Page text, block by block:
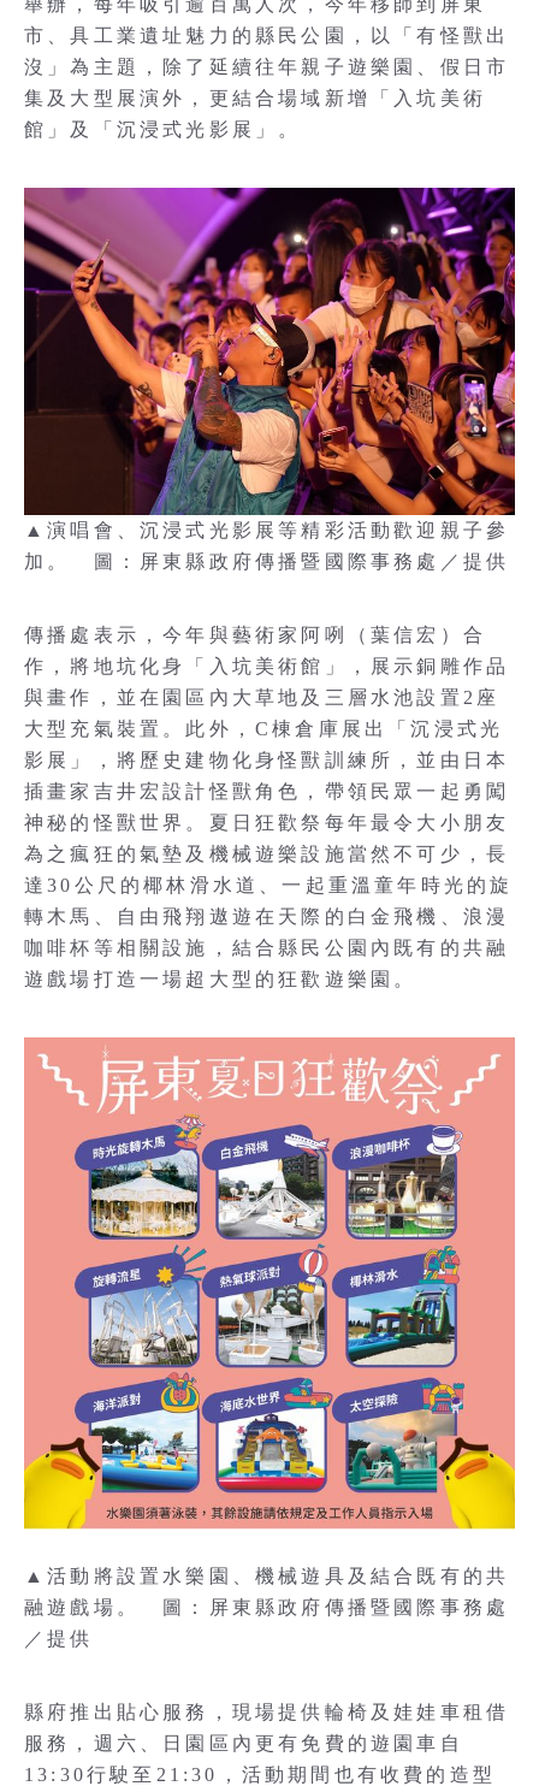
舉辦，每年吸引逾百萬人次，今年移師到屏東
市、具工業遺址魅力的縣民公園，以「有怪獸出
沒」為主題，除了延續往年親子遊樂園、假日市
集及大型展演外，更結合場域新增「入坑美術
館」及「沉浸式光影展」。
▲演唱會、沉浸式光影展等精彩活動歡迎親子參
加。 圖：屏東縣政府傳播暨國際事務處／提供
傳播處表示，今年與藝術家阿咧（葉信宏）合
作，將地坑化身「入坑美術館」，展示銅雕作品
與畫作，並在園區內大草地及三層水池設置2座
大型充氣裝置。此外，C棟倉庫展出「沉浸式光
影展」，將歷史建物化身怪獸訓練所，並由日本
插畫家吉井宏設計怪獸角色，帶領民眾一起勇闖
神秘的怪獸世界。夏日狂歡祭每年最令大小朋友
為之瘋狂的氣墊及機械遊樂設施當然不可少，長
達30公尺的椰林滑水道、一起重溫童年時光的旋
轉木馬、自由飛翔遨遊在天際的白金飛機、浪漫
咖啡杯等相關設施，結合縣民公園內既有的共融
遊戲場打造一場超大型的狂歡遊樂園。
▲活動將設置水樂園、機械遊具及結合既有的共
融遊戲場。 圖：屏東縣政府傳播暨國際事務處
／提供
縣府推出貼心服務，現場提供輪椅及娃娃車租借
服務，週六、日園區內更有免費的遊園車自
13:30行駛至21:30，活動期間也有收費的造型